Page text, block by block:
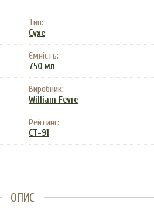
Тип:
Сухе
Ємність:
750 мл
Виробник:
William Fevre
Рейтинг:
CT-91
ОПИС